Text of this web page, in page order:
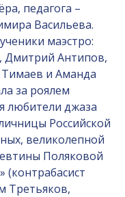
педагога –
Васильева.
маэстро:
Дмитрий Антипов,
и Аманда
за роялем
любители джаза
Российской
великолепной
Поляковой
(контрабасист
Третьяков,